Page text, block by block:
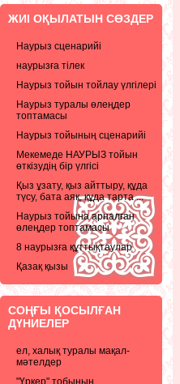
ЖИІ ОҚЫЛАТЫН СӨЗДЕР
Наурыз сценарийі
наурызға тілек
Наурыз тойын тойлау үлгілері
Наурыз туралы өлеңдер
топтамасы
Наурыз тойының сценарийі
Мекемеде НАУРЫЗ тойын
өткізудің бір үлгісі
Қыз ұзату, қыз айттыру, құда
түсу, бата аяқ, құда тарта ...
Наурыз тойына арналған
өлеңдер топтамасы
8 наурызға құттықтаулар
Қазақ қызы
СОҢҒЫ ҚОСЫЛҒАН
ДҮНИЕЛЕР
ел, халық туралы мақал-
мәтелдер
"Үркер" тобының